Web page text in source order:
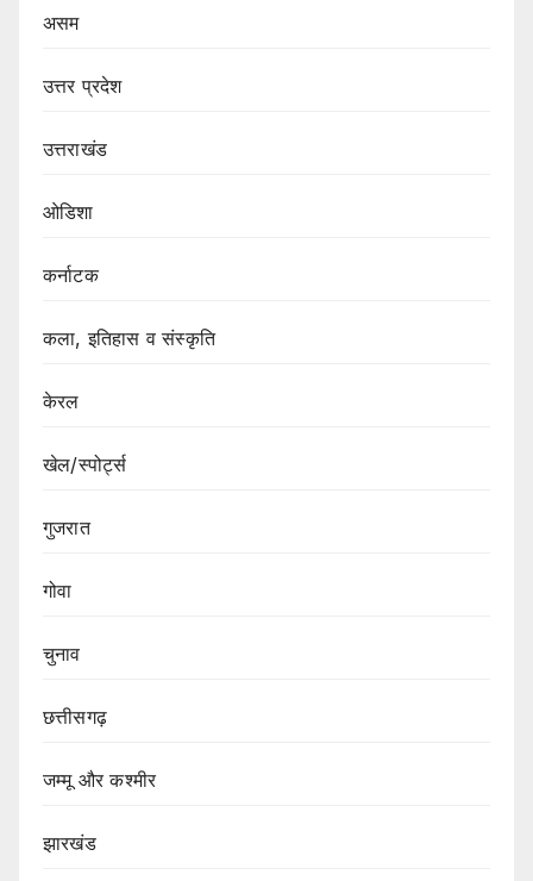
असम
उत्तर प्रदेश
उत्तराखंड
ओडिशा
कर्नाटक
कला, इतिहास व संस्कृति
केरल
खेल/स्पोर्ट्स
गुजरात
गोवा
चुनाव
छत्तीसगढ़
जम्मू और कश्मीर
झारखंड